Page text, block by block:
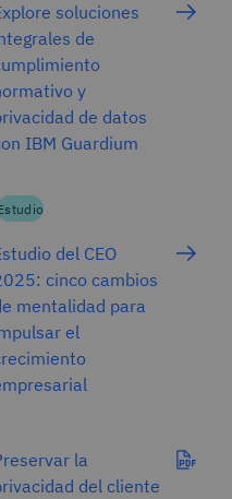
soluciones
de
y
de datos
IBM Guardium
del CEO
cinco cambios
mentalidad para
el
la
del cliente